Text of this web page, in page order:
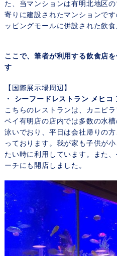
た、当マンションは有明北地区
寄りに建設されたマンションで
ッピングモールに併設された飲
ここで、筆者が利用する飲食店
す
【国際展示場周辺】
・ シーフードレストラン メヒコ
こちらのレストランは、カニピ
ベイ有明店の店内では多数の水
泳いでおり、平日は会社帰りの
っております。我が家も子供が
たい時に利用しています。また
ーチにも開店しました。